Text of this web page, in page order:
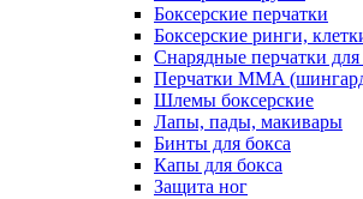
Боксерские перчатки
Боксерские ринги,
Снарядные перчатки для
Перчатки MMA
Шлемы боксерские
Лапы, пады, макивары
Бинты для бокса
Капы для бокса
Защита ног